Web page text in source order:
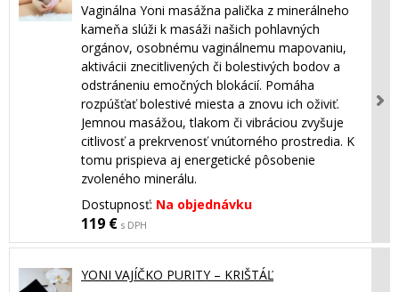
Vaginálna Yoni masážna palička z minerálneho
kameňa slúži k masáži našich pohlavných
orgánov, osobnému vaginálnemu mapovaniu,
aktivácii znecitlivených či bolestivých bodov a
odstráneniu emočných blokácií. Pomáha
rozpúšťať bolestivé miesta a znovu ich oživiť.
Jemnou masážou, tlakom či vibráciou zvyšuje
citlivosť a prekrvenosť vnútorného prostredia. K
tomu prispieva aj energetické pôsobenie
zvoleného minerálu.
Dostupnosť: Na objednávku
119 € s DPH
YONI VAJÍČKO PURITY – KRIŠTÁĽ